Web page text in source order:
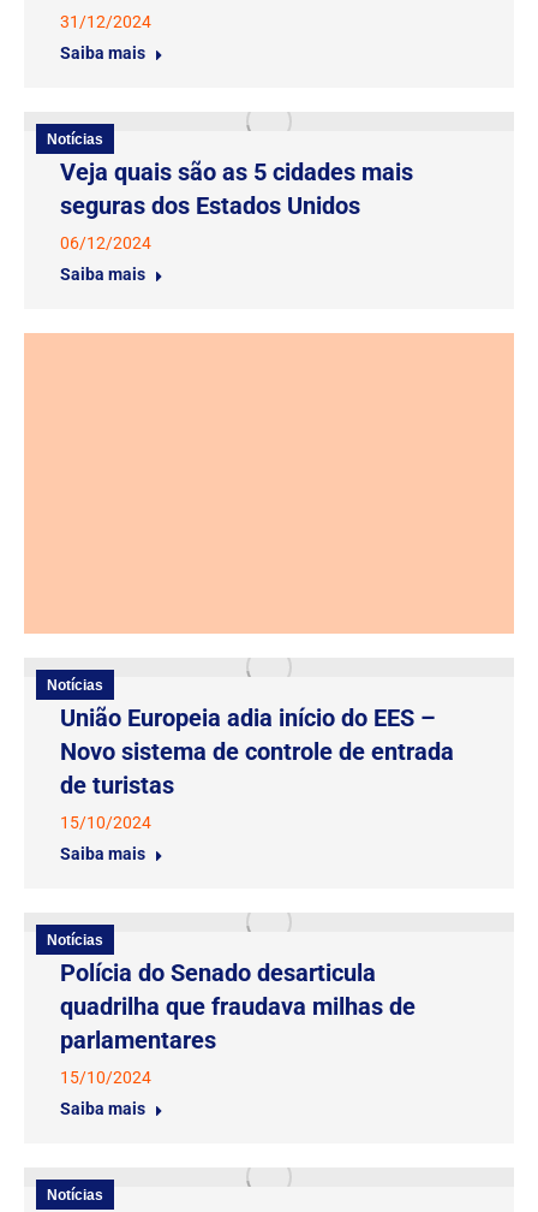
31/12/2024
Saiba mais
Notícias
Veja quais são as 5 cidades mais
seguras dos Estados Unidos
06/12/2024
Saiba mais
Notícias
União Europeia adia início do EES –
Novo sistema de controle de entrada
de turistas
15/10/2024
Saiba mais
Notícias
Polícia do Senado desarticula
quadrilha que fraudava milhas de
parlamentares
15/10/2024
Saiba mais
Notícias